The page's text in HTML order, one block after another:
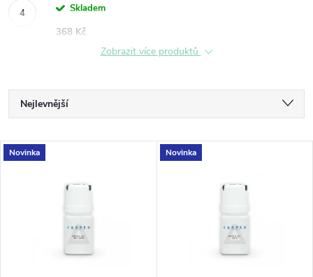
Skladem
368 Kč
Zobrazit více produktů
a
z
e
Nejlevnější
Nejprodávanější
V
Novinka Novinka